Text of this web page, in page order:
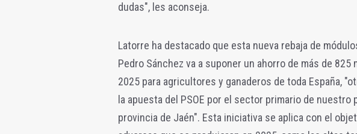
dudas", les aconseja.
Latorre ha destacado que esta nueva rebaja de
Pedro Sánchez va a suponer un ahorro de más de 825
2025 para agricultores y ganaderos de toda España,
la apuesta del PSOE por el sector primario de
provincia de Jaén". Esta iniciativa se aplica con el